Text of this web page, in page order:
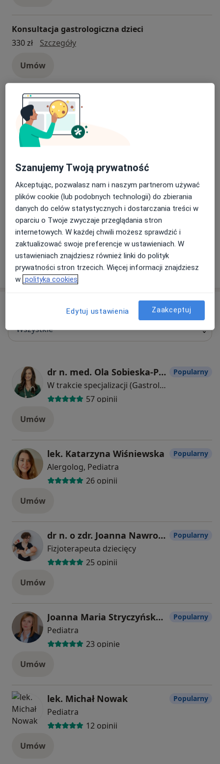
Konsultacja gastrologiczna dzieci
330 zł
Szczegółykonsultacja gastrologiczna dzieci
Umów
Konsultacja pediatryczna (weekend)
270 zł - 280 zł
Szczegóły
Umów
Osteopatia dziecięca
220 zł
Szczegółyosteopatia dziecięca
Umów
+ 20 usług
W jaki sposób ustalane są ceny?
Wszystkie
dr n. med. Ola Sobieska-Poszwa
W trakcie specjalizacji (Gastrolog dziecięcy)
57 opinii
Popularny
Umów
lek. Katarzyna Wiśniewska
Alergolog, Pediatra
26 opinii
Popularny
Umów
dr n. o zdr. Joanna Nawrocka-Rohnka
Fizjoterapeuta dziecięcy
25 opinii
Popularny
Umów
Joanna Maria Stryczyńska-Kazubska
Pediatra
23 opinie
Popularny
Umów
lek. Michał Nowak
Pediatra
12 opinii
Popularny
Umów
Szanujemy Twoją prywatność
Akceptując, pozwalasz nam i naszym partnerom używać
plików cookie (lub podobnych technologii) do zbierania
danych do celów statystycznych i dostarczania treści w
oparciu o Twoje zwyczaje przeglądania stron
internetowych. W każdej chwili możesz sprawdzić i
zaktualizować swoje preferencje w ustawieniach. W
ustawieniach znajdziesz również linki do polityk
prywatności stron trzecich. Więcej informacji znajdziesz
w polityka cookies
Edytuj ustawienia Zaakceptuj